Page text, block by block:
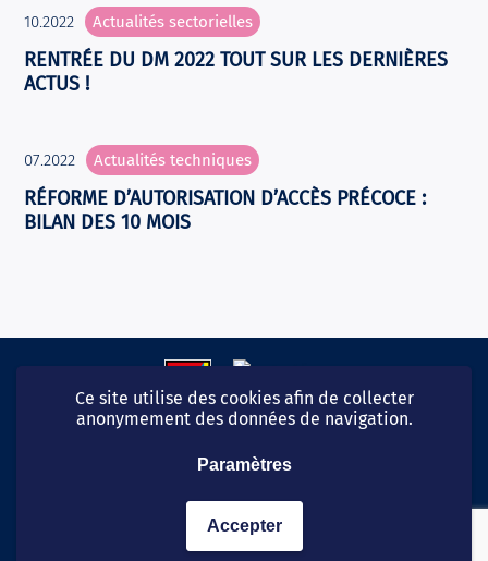
Ce site utilise des cookies afin de collecter
anonymement des données de navigation.
Paramètres
Accepter
10.2022 Actualités sectorielles
RENTRÉE DU DM 2022 TOUT SUR LES DERNIÈRES
ACTUS !
07.2022 Actualités techniques
RÉFORME D’AUTORISATION D’ACCÈS PRÉCOCE :
BILAN DES 10 MOIS
06 99 54 40 49
© CaduCeum 2026
Protection des données personnelles